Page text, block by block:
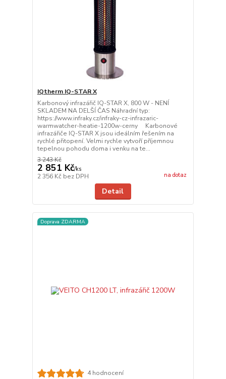
IQtherm IQ-STAR X
Karbonový infrazářič IQ-STAR X, 800 W - NENÍ
SKLADEM NA DELŠÍ ČAS Náhradní typ:
https://www.infraky.cz/infraky-cz-infrazaric-
warmwatcher-heatie-1200w-cerny Karbonové
infrazářiče IQ-STAR X jsou ideálním řešením na
rychlé přitopení. Velmi rychle vytvoří příjemnou
tepelnou pohodu doma i venku na te...
3 243 Kč
2 851 Kč/ks
2 356 Kč bez DPH na dotaz
Detail
Doprava ZDARMA
4 hodnocení